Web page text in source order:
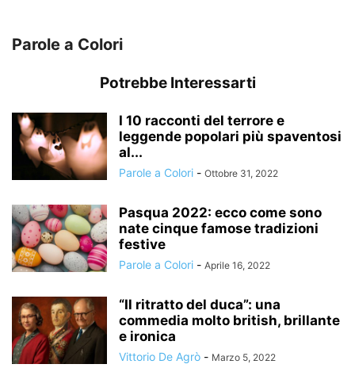
Parole a Colori
Potrebbe Interessarti
I 10 racconti del terrore e
leggende popolari più spaventosi
al...
Parole a Colori - Ottobre 31, 2022
Pasqua 2022: ecco come sono
nate cinque famose tradizioni
festive
Parole a Colori - Aprile 16, 2022
“Il ritratto del duca”: una
commedia molto british, brillante
e ironica
Vittorio De Agrò - Marzo 5, 2022